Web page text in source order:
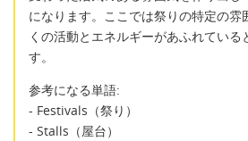
になります。ここでは祭りの特定の雰
くの活動とエネルギーがあふれている
す。
参考になる単語:
- Festivals（祭り）
- Stalls（屋台）